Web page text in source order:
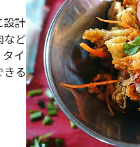
設計
など
イ
る